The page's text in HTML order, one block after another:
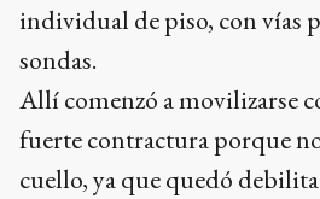
individual de piso, con vías
sondas.
Allí comenzó a movilizarse
fuerte contractura porque
cuello, ya que quedó